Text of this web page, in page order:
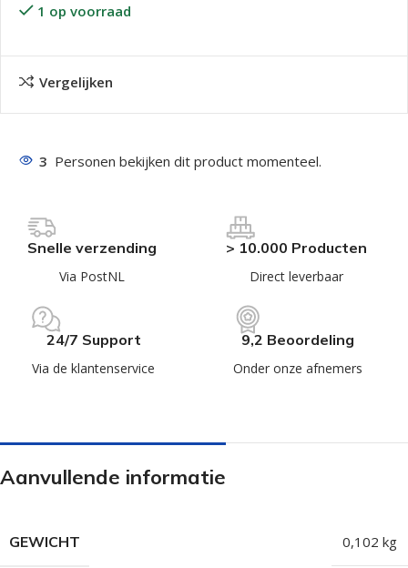
1 op voorraad
Vergelijken
3 Personen bekijken dit product momenteel.
Snelle verzending
Via PostNL
> 10.000 Producten
Direct leverbaar
24/7 Support
Via de klantenservice
9,2 Beoordeling
Onder onze afnemers
Aanvullende informatie
GEWICHT 0,102 kg